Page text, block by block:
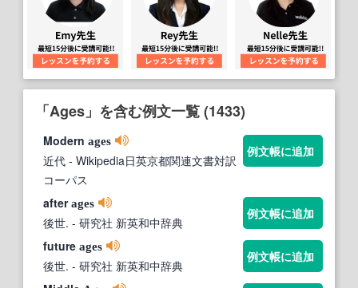
「Ages」を含む例文一覧 (1433)
Modern ages
近代 - Wikipedia日英京都関連文書対訳
コーパス
例文帳に追加
afterages
後世. - 研究社 新英和中辞典
例文帳に追加
future ages
後世. - 研究社 新英和中辞典
例文帳に追加